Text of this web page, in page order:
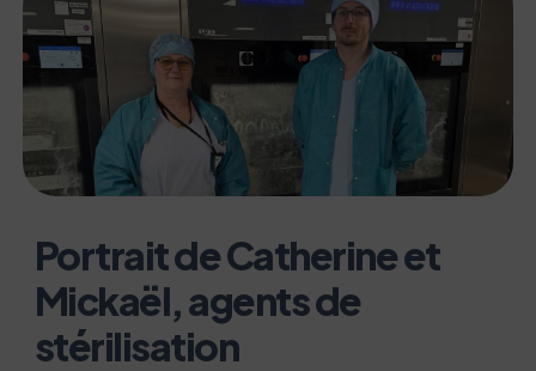
Portrait de Catherine et
Mickaël, agents de
stérilisation